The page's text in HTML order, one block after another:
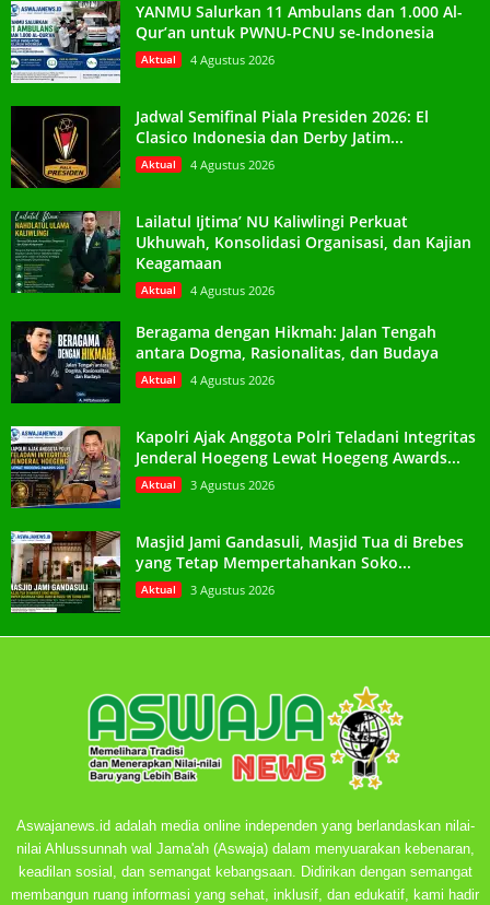
YANMU Salurkan 11 Ambulans dan 1.000 Al-
Qur’an untuk PWNU-PCNU se-Indonesia
Aktual 4 Agustus 2026
Jadwal Semifinal Piala Presiden 2026: El
Clasico Indonesia dan Derby Jatim...
Aktual 4 Agustus 2026
Lailatul Ijtima’ NU Kaliwlingi Perkuat
Ukhuwah, Konsolidasi Organisasi, dan Kajian
Keagamaan
Aktual 4 Agustus 2026
Beragama dengan Hikmah: Jalan Tengah
antara Dogma, Rasionalitas, dan Budaya
Aktual 4 Agustus 2026
Kapolri Ajak Anggota Polri Teladani Integritas
Jenderal Hoegeng Lewat Hoegeng Awards...
Aktual 3 Agustus 2026
Masjid Jami Gandasuli, Masjid Tua di Brebes
yang Tetap Mempertahankan Soko...
Aktual 3 Agustus 2026
Aswajanews.id adalah media online independen yang berlandaskan nilai-
nilai Ahlussunnah wal Jama'ah (Aswaja) dalam menyuarakan kebenaran,
keadilan sosial, dan semangat kebangsaan. Didirikan dengan semangat
membangun ruang informasi yang sehat, inklusif, dan edukatif, kami hadir